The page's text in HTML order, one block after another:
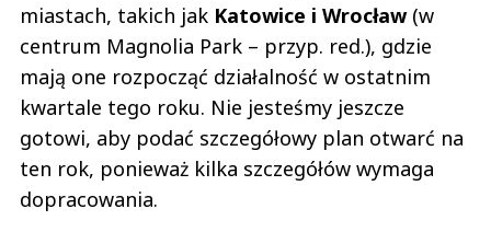
miastach, takich jak Katowice i Wrocław(w
centrum Magnolia Park – przyp. red.), gdzie
mają one rozpocząć działalność w ostatnim
kwartale tego roku. Nie jesteśmy jeszcze
gotowi, aby podać szczegółowy plan otwarć na
ten rok, ponieważ kilka szczegółów wymaga
dopracowania.